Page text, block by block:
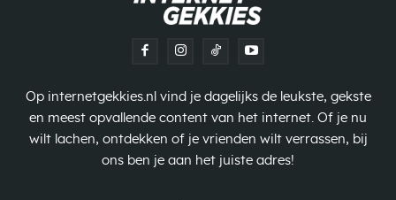
Op internetgekkies.nl vind je dagelijks de leukste, gekste
en meest opvallende content van het internet. Of je nu
wilt lachen, ontdekken of je vrienden wilt verrassen, bij
ons ben je aan het juiste adres!